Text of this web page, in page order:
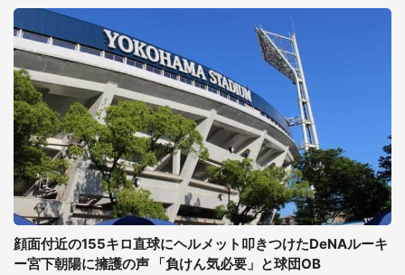
顔面付近の155キロ直球にヘルメット叩きつけたDeNAルーキ
ー宮下朝陽に擁護の声 「負けん気必要」と球団OB